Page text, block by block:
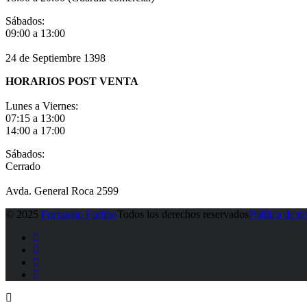
Sábados:
09:00 a 13:00
24 de Septiembre 1398
HORARIOS POST VENTA
Lunes a Viernes:
07:15 a 13:00
14:00 a 17:00
Sábados:
Cerrado
Avda. General Roca 2599
© 2025 Fortunato FortinoTodos los derechos reservadosPolítica de